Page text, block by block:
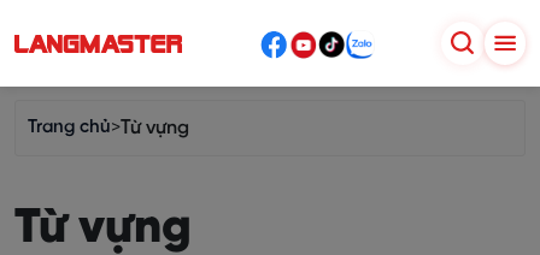
Trang chủ>Từ vựng
Từ vựng